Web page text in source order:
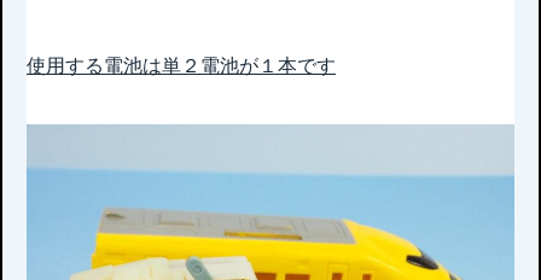
使用する電池は単２電池が１本です